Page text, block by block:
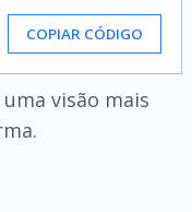
COPIAR CÓDIGO
visão mais